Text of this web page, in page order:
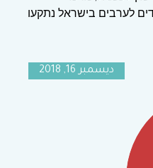
לערבים בישראל נתקעו
ديسمبر 16, 2018